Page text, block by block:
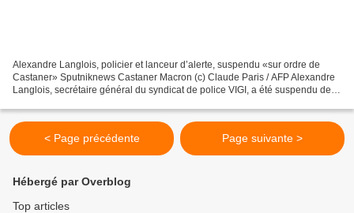
Alexandre Langlois, policier et lanceur d’alerte, suspendu «sur ordre de
Castaner» Sputniknews Castaner Macron (c) Claude Paris / AFP Alexandre
Langlois, secrétaire général du syndicat de police VIGI, a été suspendu de
< Page précédente Page suivante >
Hébergé par Overblog
Top articles